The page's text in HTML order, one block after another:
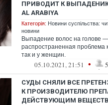
ПРИВОДИТ К
AL ARABIYA
Категорія: Новини суспільства:
новини
Выпадение волос на голове
распространенная проблема
так и у женщин.
05.10.2021, 21:51 •
СУДЫ СНЯЛИ ВСЕ
К ПРОИЗВОДИТЕЛЮ
ДЕЙСТВУЮЩИМ